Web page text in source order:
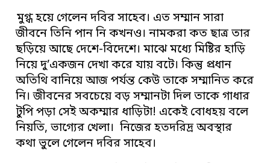
মুগ্ধ হয়ে গেলেন দবির সাহেব। এত সম্মান সারা
জীবনে তিনি পান নি কখনও। নামকরা কত ছাত্র তার
ছড়িয়ে আছে দেশে-বিদেশে। মাঝে মধ্যে মিষ্টির হাড়ি
নিয়ে দু’একজন দেখা করে যায় বটে। কিন্তু প্রধান
অতিথি বানিয়ে আজ পর্যন্ত কেউ তাকে সম্মানিত করে
নি। জীবনের সবচেয়ে বড় সম্মানটা দিল তাকে গাধার
টুপি পড়া সেই অকম্মার ধাড়িটা! একেই বোধহয় বলে
নিয়তি, ভাগ্যের খেলা। নিজের হতদরিদ্র অবস্থার
কথা ভুলে গেলেন দবির সাহেব।